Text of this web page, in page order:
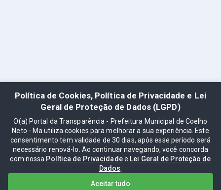
Política de Cookies, Política de Privacidade e Lei
Geral de Proteção de Dados (LGPD)
O(a) Portal da Transparência - Prefeitura Municipal de Coelho
Neto - Ma utiliza cookies para melhorar a sua experiência. Este
consentimento tem validade de 30 dias, após esse período será
necessário renová-lo. Ao continuar navegando, você concorda
com nossa Política de Privacidadee Lei Geral de Proteção de
Dados
Aceitar tudo